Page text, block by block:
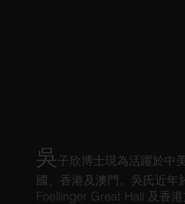
吳子欣博士現為活躍於中
國、香港及澳門。吳氏近
Foellinger Great Hall 及香